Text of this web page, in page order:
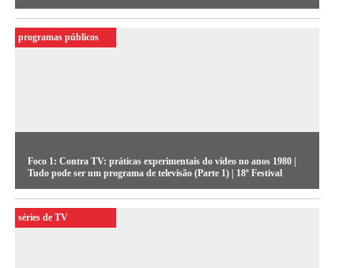
Foco 1: Contra TV: práticas experimentais do vídeo no anos 1980 |
Tudo pode ser um programa de televisão (Parte 1) | 18º Festival
programas públicos
séries de TV